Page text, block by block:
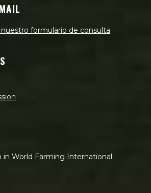
formulario de consulta
in World Farming International